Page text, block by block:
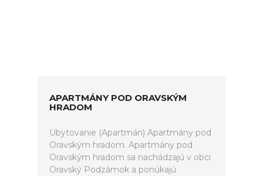
APARTMÁNY POD ORAVSKÝM
HRADOM
Ubytovanie (Apartmán) Apartmány pod
Oravským hradom. Apartmány pod
Oravským hradom sa nachádzajú v obci
Oravský Podzámok a ponúkajú